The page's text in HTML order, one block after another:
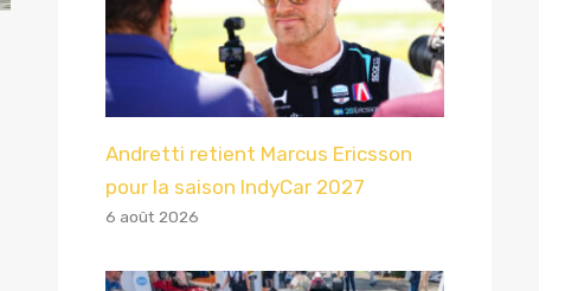
Andretti retient Marcus Ericsson
pour la saison IndyCar 2027
6 août 2026